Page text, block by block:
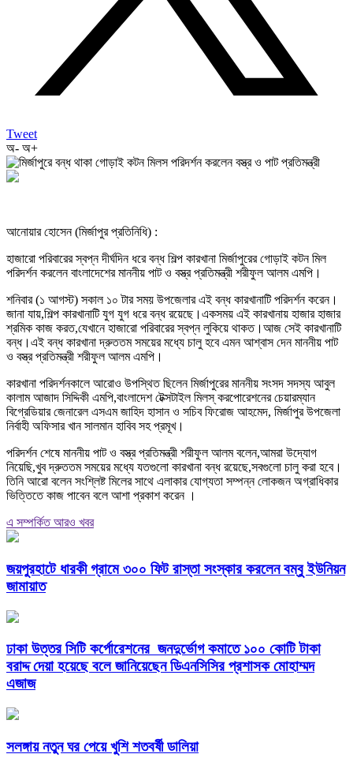
Tweet
অ- অ+
আনোয়ার হোসেন (মির্জাপুর প্রতিনিধি) :
হাজারো পরিবারের স্বপ্ন দীর্ঘদিন ধরে বন্ধ শিল্প কারখানা মির্জাপুরের গোড়াই কটন মিল
পরিদর্শন করলেন বাংলাদেশের মাননীয় পাট ও বস্ত্র প্রতিমন্ত্রী শরীফুল আলম এমপি।
শনিবার (১ আগস্ট) সকাল ১০ টার সময় উপজেলার এই বন্ধ কারখানাটি পরিদর্শন করেন।
জানা যায়,শিল্প কারখানাটি যুগ যুগ ধরে বন্ধ রয়েছে।একসময় এই কারখানায় হাজার হাজার
শ্রমিক কাজ করত,যেখানে হাজারো পরিবারের স্বপ্ন লুকিয়ে থাকত।আজ সেই কারখানাটি
বন্ধ।এই বন্ধ কারখানা দ্রুততম সময়ের মধ্যে চালু হবে এমন আশ্বাস দেন মাননীয় পাট
ও বস্ত্র প্রতিমন্ত্রী শরীফুল আলম এমপি।
কারখানা পরিদর্শনকালে আরোও উপস্থিত ছিলেন মির্জাপুরের মাননীয় সংসদ সদস্য আবুল
কালাম আজাদ সিদ্দিকী এমপি,বাংলাদেশ টেক্সটাইল মিলস্ করপোরেশনের চেয়ারম্যান
বিগ্রেডিয়ার জেনারেল এসএম জাহিদ হাসান ও সচিব ফিরোজ আহমেদ, মির্জাপুর উপজেলা
নির্বাহী অফিসার খান সালমান হাবিব সহ প্রমূখ।
পরিদর্শন শেষে মাননীয় পাট ও বস্ত্র প্রতিমন্ত্রী শরীফুল আলম বলেন,আমরা উদ্যোগ
নিয়েছি,খুব দ্রুততম সময়ের মধ্যে যতগুলো কারখানা বন্ধ রয়েছে,সবগুলো চালু করা হবে।
তিনি আরো বলেন সংশ্লিষ্ট মিলের সাথে এলাকার যোগ্যতা সম্পন্ন লোকজন অগ্রাধিকার
ভিত্তিতে কাজ পাবেন বলে আশা প্রকাশ করেন ।
এ সম্পর্কিত আরও খবর
জয়পুরহাটে ধারকী গ্রামে ৩০০ ফিট রাস্তা সংস্কার করলেন বম্বু ইউনিয়ন
জামায়াত
ঢাকা উত্তর সিটি কর্পোরেশনের জনদুর্ভোগ কমাতে ১০০ কোটি টাকা
বরাদ্দ দেয়া হয়েছে বলে জানিয়েছেন ডিএনসিসির প্রশাসক মোহাম্মদ
এজাজ
সলঙ্গায় নতুন ঘর পেয়ে খুশি শতবর্ষী ডালিয়া